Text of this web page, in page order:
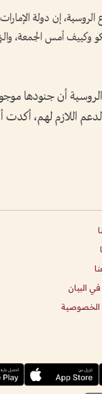
الروسية، إن ‌دولة
أن جنودها
اللازم لهم، أكدت
البيان
الخصوصية